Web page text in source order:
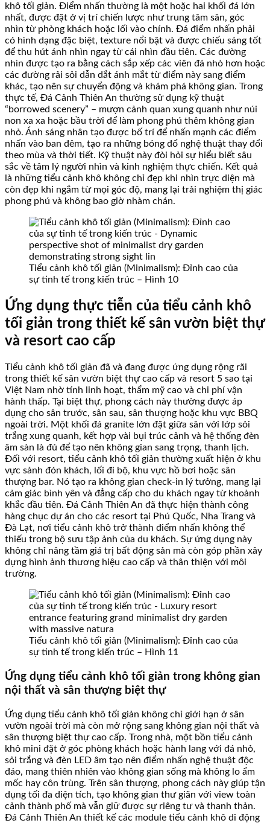
khô tối giản. Điểm nhấn thường là một hoặc hai khối đá lớn
nhất, được đặt ở vị trí chiến lược như trung tâm sân, góc
nhìn từ phòng khách hoặc lối vào chính. Đá điểm nhấn phải
có hình dạng đặc biệt, texture nổi bật và được chiếu sáng tốt
để thu hút ánh nhìn ngay từ cái nhìn đầu tiên. Các đường
nhìn được tạo ra bằng cách sắp xếp các viên đá nhỏ hơn hoặc
các đường rải sỏi dẫn dắt ánh mắt từ điểm này sang điểm
khác, tạo nên sự chuyển động và khám phá không gian. Trong
thực tế, Đá Cảnh Thiên An thường sử dụng kỹ thuật
“borrowed scenery” – mượn cảnh quan xung quanh như núi
non xa xa hoặc bầu trời để làm phong phú thêm không gian
nhỏ. Ánh sáng nhân tạo được bố trí để nhấn mạnh các điểm
nhấn vào ban đêm, tạo ra những bóng đổ nghệ thuật thay đổi
theo mùa và thời tiết. Kỹ thuật này đòi hỏi sự hiểu biết sâu
sắc về tâm lý người nhìn và kinh nghiệm thực chiến. Kết quả
là những tiểu cảnh khô không chỉ đẹp khi nhìn trực diện mà
còn đẹp khi ngắm từ mọi góc độ, mang lại trải nghiệm thị giác
phong phú và không bao giờ nhàm chán.
Tiểu cảnh khô tối giản (Minimalism): Đỉnh cao của
sự tinh tế trong kiến trúc – Hình 10
Ứng dụng thực tiễn của tiểu cảnh khô
tối giản trong thiết kế sân vườn biệt thự
và resort cao cấp
Tiểu cảnh khô tối giản đã và đang được ứng dụng rộng rãi
trong thiết kế sân vườn biệt thự cao cấp và resort 5 sao tại
Việt Nam nhờ tính linh hoạt, thẩm mỹ cao và chi phí vận
hành thấp. Tại biệt thự, phong cách này thường được áp
dụng cho sân trước, sân sau, sân thượng hoặc khu vực BBQ
ngoài trời. Một khối đá granite lớn đặt giữa sân với lớp sỏi
trắng xung quanh, kết hợp vài bụi trúc cảnh và hệ thống đèn
âm sàn là đủ để tạo nên không gian sang trọng, thanh lịch.
Đối với resort, tiểu cảnh khô tối giản thường xuất hiện ở khu
vực sảnh đón khách, lối đi bộ, khu vực hồ bơi hoặc sân
thượng bar. Nó tạo ra không gian check-in lý tưởng, mang lại
cảm giác bình yên và đẳng cấp cho du khách ngay từ khoảnh
khắc đầu tiên. Đá Cảnh Thiên An đã thực hiện thành công
hàng chục dự án cho các resort tại Phú Quốc, Nha Trang và
Đà Lạt, nơi tiểu cảnh khô trở thành điểm nhấn không thể
thiếu trong bộ sưu tập ảnh của du khách. Sự ứng dụng này
không chỉ nâng tầm giá trị bất động sản mà còn góp phần xây
dựng hình ảnh thương hiệu cao cấp và thân thiện với môi
trường.
Tiểu cảnh khô tối giản (Minimalism): Đỉnh cao của
sự tinh tế trong kiến trúc – Hình 11
Ứng dụng tiểu cảnh khô tối giản trong không gian
nội thất và sân thượng biệt thự
Ứng dụng tiểu cảnh khô tối giản không chỉ giới hạn ở sân
vườn ngoài trời mà còn mở rộng sang không gian nội thất và
sân thượng biệt thự cao cấp. Trong nhà, một bồn tiểu cảnh
khô mini đặt ở góc phòng khách hoặc hành lang với đá nhỏ,
sỏi trắng và đèn LED âm tạo nên điểm nhấn nghệ thuật độc
đáo, mang thiên nhiên vào không gian sống mà không lo ẩm
mốc hay côn trùng. Trên sân thượng, phong cách này giúp tận
dụng tối đa diện tích, tạo không gian thư giãn với view toàn
cảnh thành phố mà vẫn giữ được sự riêng tư và thanh thản.
Đá Cảnh Thiên An thiết kế các module tiểu cảnh khô di động